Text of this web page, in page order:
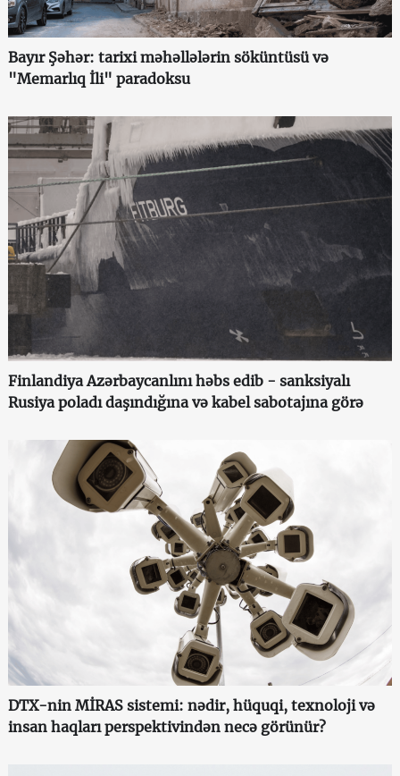
Bayır Şəhər: tarixi məhəllələrin söküntüsü və
"Memarlıq İli" paradoksu
Finlandiya Azərbaycanlını həbs edib - sanksiyalı
Rusiya poladı daşındığına və kabel sabotajına görə
DTX-nin MİRAS sistemi: nədir, hüquqi, texnoloji və
insan haqları perspektivindən necə görünür?